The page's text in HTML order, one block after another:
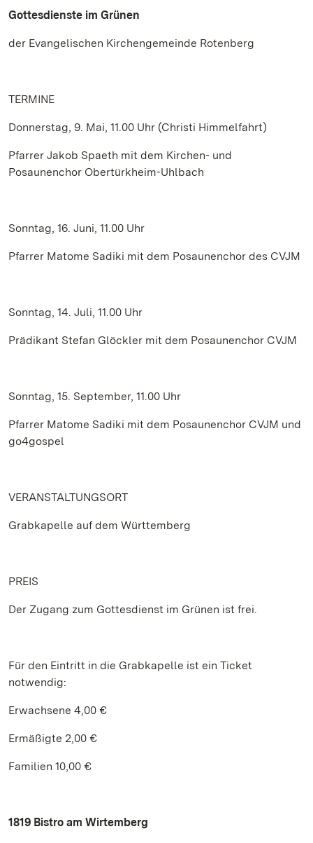
Gottesdienste im Grünen
der Evangelischen Kirchengemeinde Rotenberg
TERMINE
Donnerstag, 9. Mai, 11.00 Uhr (Christi Himmelfahrt)
Pfarrer Jakob Spaeth mit dem Kirchen- und
Posaunenchor Obertürkheim-Uhlbach
Sonntag, 16. Juni, 11.00 Uhr
Pfarrer Matome Sadiki mit dem Posaunenchor des CVJM
Sonntag, 14. Juli, 11.00 Uhr
Prädikant Stefan Glöckler mit dem Posaunenchor CVJM
Sonntag, 15. September, 11.00 Uhr
Pfarrer Matome Sadiki mit dem Posaunenchor CVJM und
go4gospel
VERANSTALTUNGSORT
Grabkapelle auf dem Württemberg
PREIS
Der Zugang zum Gottesdienst im Grünen ist frei.
Für den Eintritt in die Grabkapelle ist ein Ticket
notwendig:
Erwachsene 4,00 €
Ermäßigte 2,00 €
Familien 10,00 €
1819 Bistro am Wirtemberg